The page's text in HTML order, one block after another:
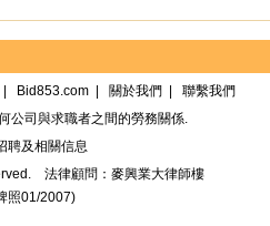
Bid853.com 關於我們
聯繫我們
公司與求職者之間的勞務關係.
聘及相關信息
法律顧問：麥興業大律師樓
照01/2007)